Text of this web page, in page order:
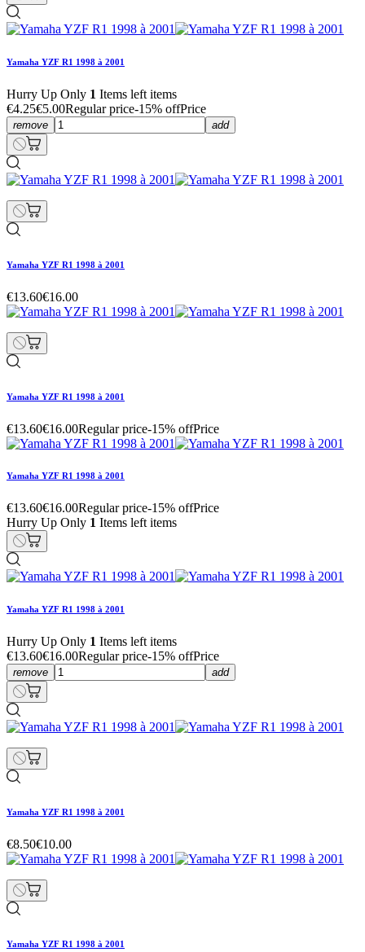
Yamaha YZF R1 1998 à 2001
Hurry Up Only 1 Items left items
€4.25€5.00Regular price-15% offPrice
remove add
Yamaha YZF R1 1998 à 2001
€13.60€16.00
Yamaha YZF R1 1998 à 2001
€13.60€16.00Regular price-15% offPrice
Yamaha YZF R1 1998 à 2001
€13.60€16.00Regular price-15% offPrice
Hurry Up Only 1 Items left items
Yamaha YZF R1 1998 à 2001
Hurry Up Only 1 Items left items
€13.60€16.00Regular price-15% offPrice
remove add
Yamaha YZF R1 1998 à 2001
€8.50€10.00
Yamaha YZF R1 1998 à 2001